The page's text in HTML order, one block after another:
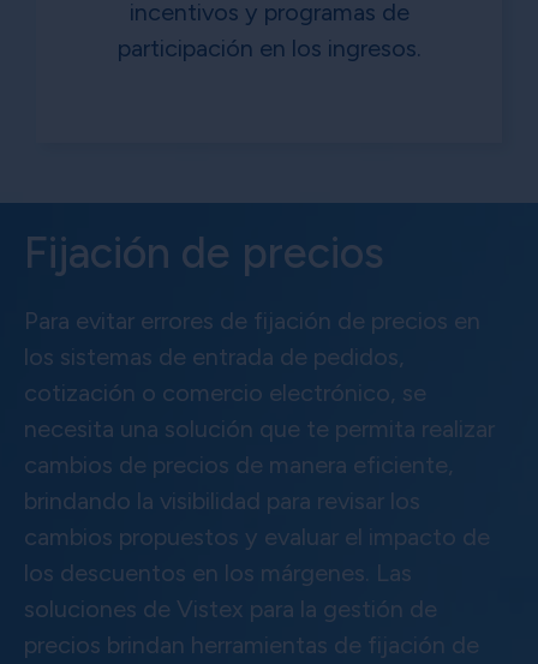
incentivos y programas de
participación en los ingresos.
Fijación de precios
Para evitar errores de fijación de precios en
los sistemas de entrada de pedidos,
cotización o comercio electrónico, se
necesita una solución que te permita realizar
cambios de precios de manera eficiente,
brindando la visibilidad para revisar los
cambios propuestos y evaluar el impacto de
los descuentos en los márgenes. Las
soluciones de Vistex para la gestión de
precios brindan herramientas de fijación de